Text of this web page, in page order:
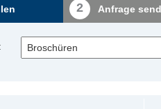
2 Anfrage